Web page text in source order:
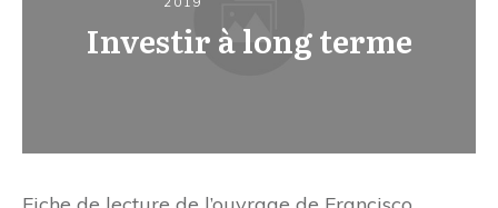
Investir à long terme